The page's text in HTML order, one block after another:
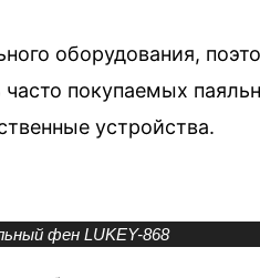
оборудования,
покупаемых
устройства.
фен LUKEY-868